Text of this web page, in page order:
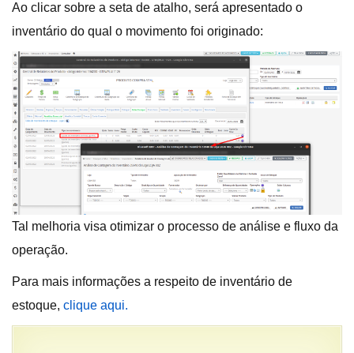
Ao clicar sobre a seta de atalho, será apresentado o
inventário do qual o movimento foi originado:
Tal melhoria visa otimizar o processo de análise e fluxo da
operação.
Para mais informações a respeito de inventário de
estoque, clique aqui.